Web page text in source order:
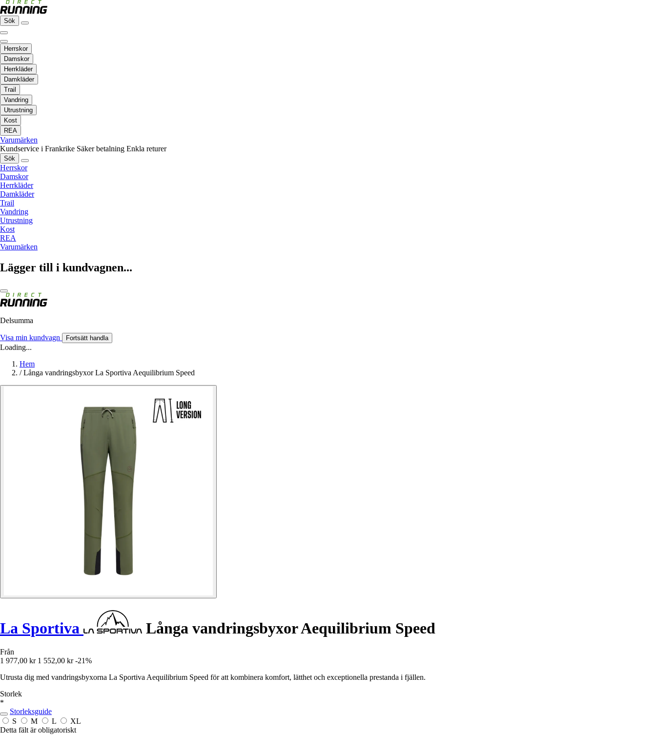
Sök
Herrskor
Damskor
Herrkläder
Damkläder
Trail
Vandring
Utrustning
Kost
REA
Varumärken
Kundservice i Frankrike Säker betalning Enkla returer
Sök
Herrskor
Damskor
Herrkläder
Damkläder
Trail
Vandring
Utrustning
Kost
REA
Varumärken
Lägger till i kundvagnen...
Delsumma
Visa min kundvagn Fortsätt handla
Loading...
Hem
/ Långa vandringsbyxor La Sportiva Aequilibrium Speed
La Sportiva Långa vandringsbyxor Aequilibrium Speed
Från
1 977,00 kr 1 552,00 kr -21%
Utrusta dig med vandringsbyxorna La Sportiva Aequilibrium Speed för att kombinera komfort, lätthet och exceptionella prestanda i fjällen.
Storlek
*
Storleksguide
S
M L
XL
Detta fält är obligatoriskt